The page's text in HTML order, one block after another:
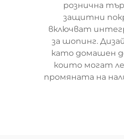
рознична
защитни
включват
за шопинг.
като домашен
които могат
промяната на